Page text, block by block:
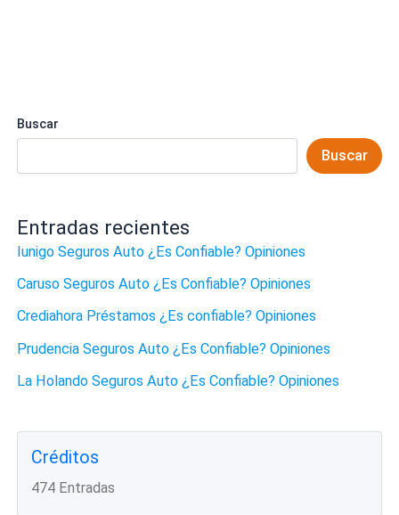
Buscar
Buscar
Entradas recientes
Iunigo Seguros Auto ¿Es Confiable? Opiniones
Caruso Seguros Auto ¿Es Confiable? Opiniones
Crediahora Préstamos ¿Es confiable? Opiniones
Prudencia Seguros Auto ¿Es Confiable? Opiniones
La Holando Seguros Auto ¿Es Confiable? Opiniones
Créditos
474 Entradas